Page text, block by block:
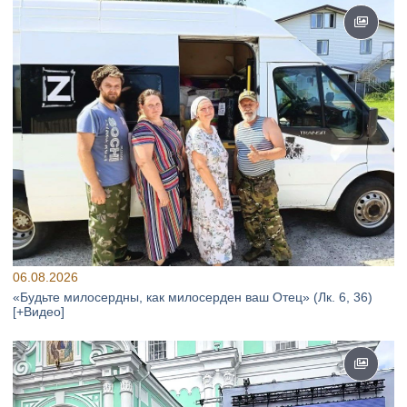
06.08.2026
«Будьте милосердны, как милосерден ваш Отец» (Лк. 6, 36)
[+Видео]